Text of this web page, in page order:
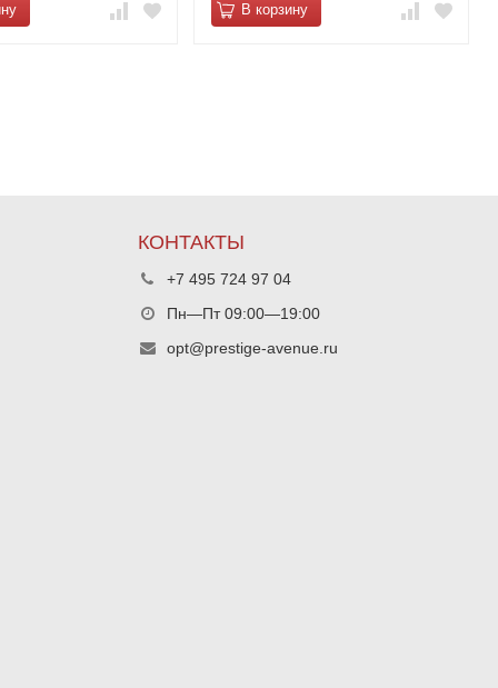
В корзину
КОНТАКТЫ
+7 495 724 97 04
Пн—Пт 09:00—19:00
opt@prestige-avenue.ru